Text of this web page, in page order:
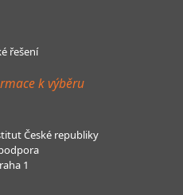
řešení
k výběru
České republiky
1